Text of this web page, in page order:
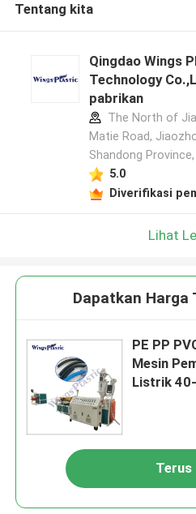
Tentang kita
Qingdao Wings
Technology
pabrikan
The North of
Matie Road,
Shandong Province,
5.0
Diverifikasi
Lihat
Dapatkan Harga
PE PP
Mesin
Listrik
Terus